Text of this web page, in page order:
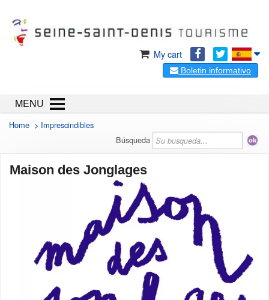
My cart
Boletin informativo
MENU
Home > Imprescindibles
Búsqueda
Maison des Jonglages